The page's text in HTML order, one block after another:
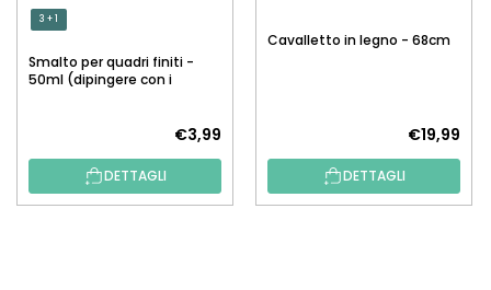
3 + 1
Smalto per quadri finiti -
50ml (dipingere con i
€3,99
DETTAGLI
Cavalletto in legno - 68cm
€19,99
DETTAGLI